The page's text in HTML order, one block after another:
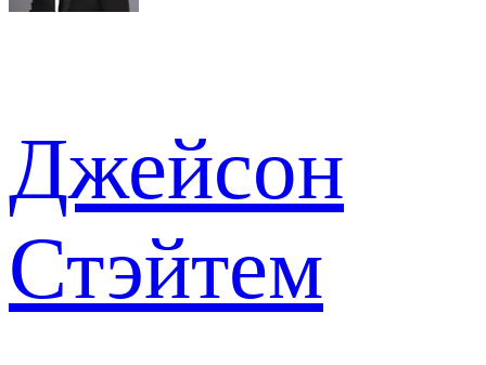
Джейсон
Стэйтем